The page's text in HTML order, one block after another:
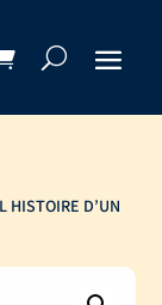
HISTOIRE D’UN